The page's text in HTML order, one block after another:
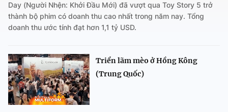
Day (Người Nhện: Khởi Đầu Mới) đã vượt qua Toy Story 5 trở
thành bộ phim có doanh thu cao nhất trong năm nay. Tổng
doanh thu ước tính đạt hơn 1,1 tỷ USD.
Triển lãm mèo ở Hồng Kông
(Trung Quốc)